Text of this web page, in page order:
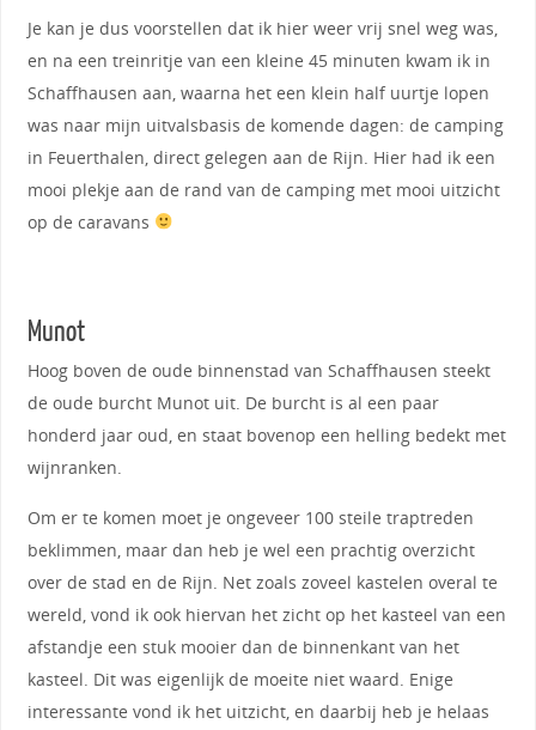
Je kan je dus voorstellen dat ik hier weer vrij snel weg was,
en na een treinritje van een kleine 45 minuten kwam ik in
Schaffhausen aan, waarna het een klein half uurtje lopen
was naar mijn uitvalsbasis de komende dagen: de camping
in Feuerthalen, direct gelegen aan de Rijn. Hier had ik een
mooi plekje aan de rand van de camping met mooi uitzicht
op de caravans
Munot
Hoog boven de oude binnenstad van Schaffhausen steekt
de oude burcht Munot uit. De burcht is al een paar
honderd jaar oud, en staat bovenop een helling bedekt met
wijnranken.
Om er te komen moet je ongeveer 100 steile traptreden
beklimmen, maar dan heb je wel een prachtig overzicht
over de stad en de Rijn. Net zoals zoveel kastelen overal te
wereld, vond ik ook hiervan het zicht op het kasteel van een
afstandje een stuk mooier dan de binnenkant van het
kasteel. Dit was eigenlijk de moeite niet waard. Enige
interessante vond ik het uitzicht, en daarbij heb je helaas